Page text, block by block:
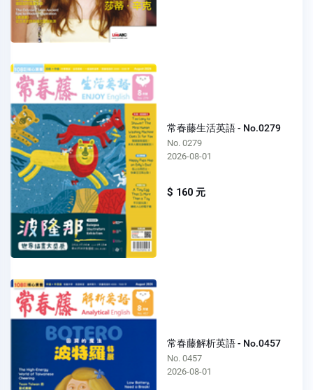
常春藤生活英語 - No.0279
No. 0279
2026-08-01
$ 160 元
常春藤解析英語 - No.0457
No. 0457
2026-08-01